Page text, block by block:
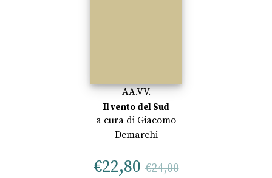
AA.VV.
Il vento del Sud
a cura di Giacomo
Demarchi
€22,80 €24,00